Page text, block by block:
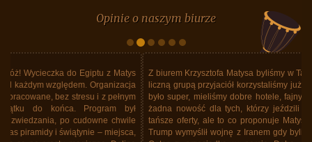
Opinie o naszym biurze
Z biurem Krzysztofa Matysa byliśmy w Tajlandii. Nie pierwszy raz. Z dość
liczną grupą przyjaciół korzystaliśmy już kilka razy z usług Biura. Zawsze
było super, mieliśmy dobre hotele, fajny program, super jedzenie. Ale to
żadna nowość dla tych, którzy jeździli już z tym Biurem. Wiem, że są
tańsze oferty, ale to co proponuje Matys Travel... Ale do rzeczy. Donald
Trump wymyślił wojnę z Iranem gdy byliśmy w Tajlandii. Lecieliśmy linią